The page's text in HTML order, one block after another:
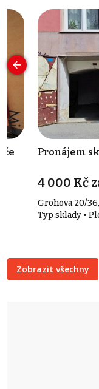
Pronájem
4 000 Kč
Grohova 20/
Typ sklady •
Zobrazit všechny